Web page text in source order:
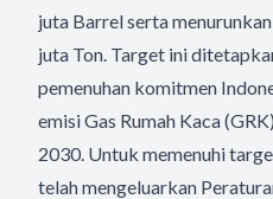
juta Barrel serta
juta Ton. Target ini
pemenuhan komitmen
emisi Gas Rumah Kaca
2030. Untuk memenuhi
telah mengeluarkan